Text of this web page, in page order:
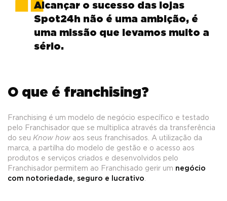
Alcançar o sucesso das lojas
Spot24h não é uma ambição, é
uma missão que levamos muito a
sério.
O que é franchising?
Franchising é um modelo de negócio específico e testado
pelo Franchisador que se multiplica através da transferência
do seu Know how aos seus franchisados. A utilização da
marca, a partilha do modelo de gestão e o acesso aos
produtos e serviços criados e desenvolvidos pelo
Franchisador permitem ao Franchisado gerir um negócio
com notoriedade, seguro e lucrativo